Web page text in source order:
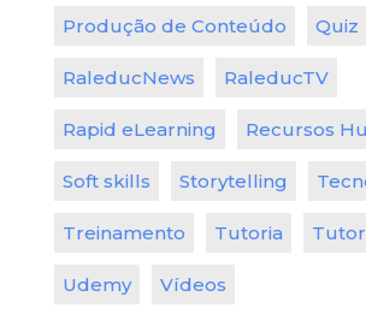
Produção de Conteúdo Quiz
RaleducNews RaleducTV
Rapid eLearning Recursos
Soft skills Storytelling
Treinamento Tutoria
Udemy Vídeos